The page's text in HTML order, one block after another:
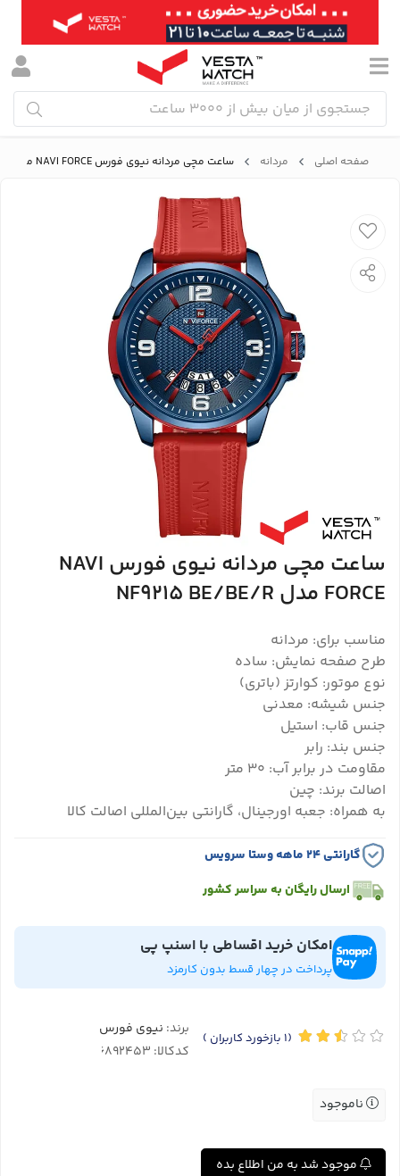
صفحه اصلی مردانه ساعت مچی مردانه نیوی فورس NAVI FORCE مدل NF9215 BE/BE/R
ساعت مچی مردانه نیوی فورس NAVI
FORCE مدل NF9215 BE/BE/R
مناسب برای: مردانه
طرح صفحه نمایش: ساده
نوع موتور: کوارتز (باتری)
جنس شیشه: معدنی
جنس قاب: استیل
جنس بند: رابر
مقاومت در برابر آب: ۳۰ متر
اصالت برند: چین
به همراه: جعبه اورجینال، گارانتی بین‌المللی اصالت کالا
گارانتی ۲۴ ماهه وستا سرویس
ارسال رایگان به سراسر کشور
امکان خرید اقساطی با اسنپ پی
پرداخت در چهار قسط بدون کارمزد
(1 بازخورد کاربران ) برند: نیوی فورس
کدکالا:
ناموجود
موجود شد به من اطلاع بده